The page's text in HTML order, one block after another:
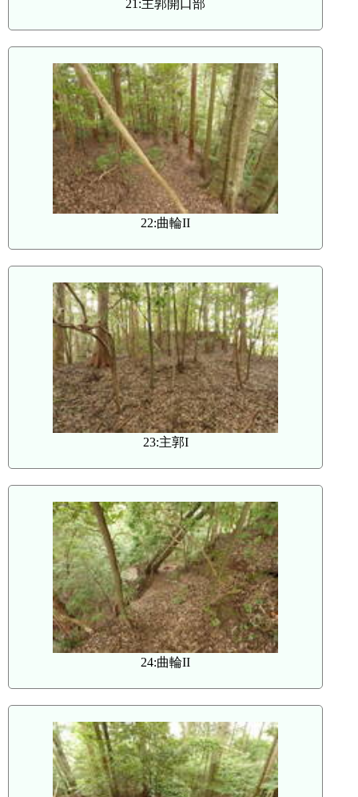
21:主郭開口部
22:曲輪II
23:主郭I
24:曲輪II